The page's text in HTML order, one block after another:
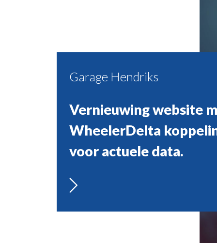
Garage Hendriks
Vernieuwing website
WheelerDelta
voor actuele data.
Farson
Nieuwe website met
verbeterde
focus op conversie